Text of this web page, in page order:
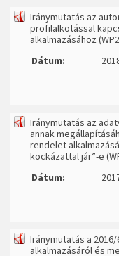
Iránymutatás az
profilalkotással
alkalmazásához
Dátum:
Iránymutatás az
annak
rendelet
kockázattal jár”-e
Dátum:
Iránymutatás a
alkalmazásáról és